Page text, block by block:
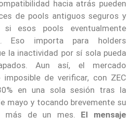
hacia atrás pueden
de pools antiguos seguros y
si esos pools eventualmente
Eso importa para holders
la inactividad por sí sola pueda
Aun así, el mercado
de verificar, con ZEC
en una sola sesión tras la
mayo y tocando brevemente su
más de un mes. El mensaje